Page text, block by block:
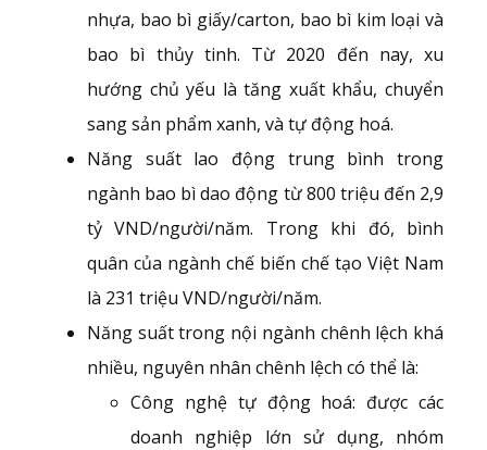
nhựa, bao bì giấy/carton, bao bì kim loại và
bao bì thủy tinh. Từ 2020 đến nay, xu
hướng chủ yếu là tăng xuất khẩu, chuyển
sang sản phẩm xanh, và tự động hoá.
Năng suất lao động trung bình trong
ngành bao bì dao động từ 800 triệu đến 2,9
tỷ VND/người/năm. Trong khi đó, bình
quân của ngành chế biến chế tạo Việt Nam
là 231 triệu VND/người/năm.
Năng suất trong nội ngành chênh lệch khá
nhiều, nguyên nhân chênh lệch có thể là:
Công nghệ tự động hoá: được các
doanh nghiệp lớn sử dụng, nhóm